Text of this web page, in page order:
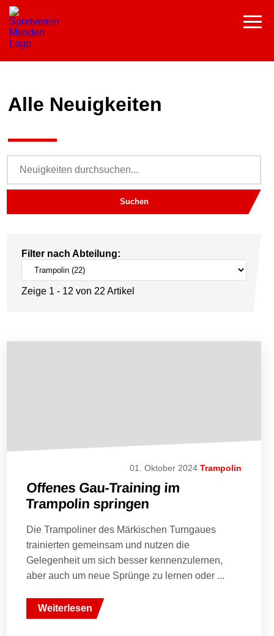
Alle Neuigkeiten
Suchen
Filter nach Abteilung:
Zeige 1 - 12 von 22 Artikel
01. Oktober 2024 Trampolin
Offenes Gau-Training im
Trampolin springen
Die Trampoliner des Märkischen Turngaues
trainierten gemeinsam und nutzen die
Gelegenheit um sich besser kennenzulernen,
aber auch um neue Sprünge zu lernen oder ...
Weiterlesen